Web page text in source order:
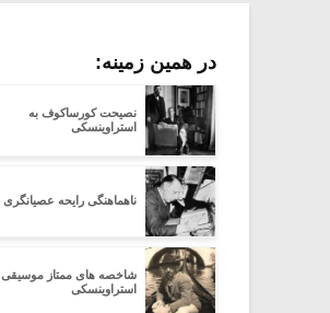
در همین زمینه:
نصیحت کورساکوف به
استراوینسکی
ناهماهنگی رایحه عصیانگری
شاخصه های ممتاز موسیقی
استراوینسکی